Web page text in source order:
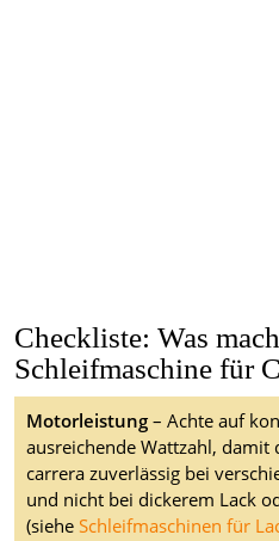
Checkliste: Was
Schleifmaschine für
Motorleistung– Achte auf
ausreichende Wattzahl,
carrera zuverlässig bei
und nicht bei dickerem Lack
(sieheSchleifmaschinen für